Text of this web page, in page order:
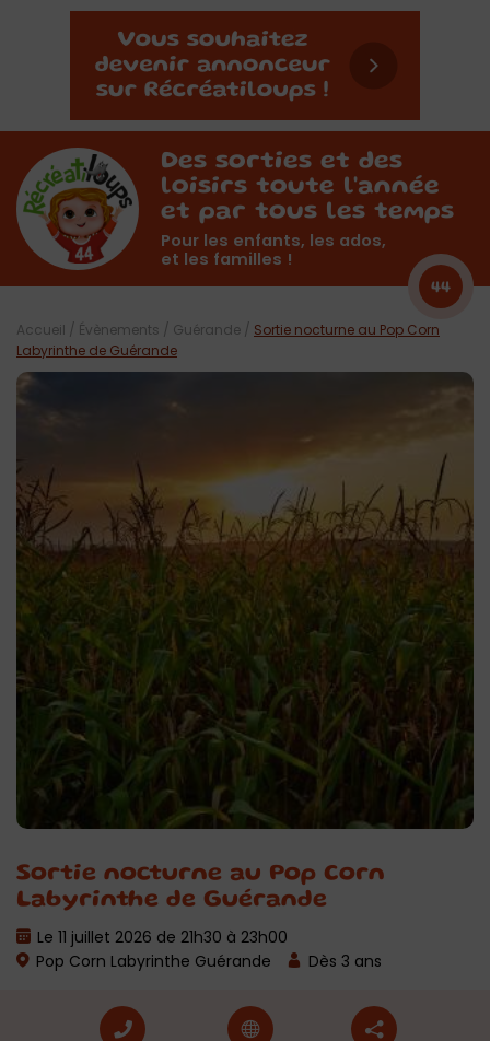
Des sorties et des
loisirs toute l'année
et par tous les temps
Pour les enfants, les ados,
et les familles !
44
Sortie nocturne au Pop Corn
Labyrinthe de Guérande
Le 11 juillet 2026 de 21h30 à 23h00
Pop Corn Labyrinthe Guérande
Dès 3 ans
Accueil / Évènements / Guérande / Sortie nocturne au Pop Corn
Labyrinthe de Guérande